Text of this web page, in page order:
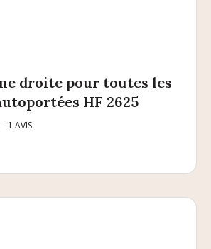
droite pour toutes les
HF 2625
- 1 AVIS